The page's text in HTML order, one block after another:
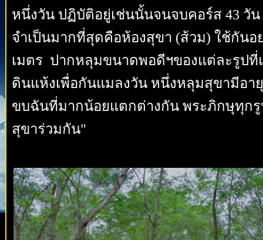
หนึ่งวัน ปฏิบัติอยู่เช่นนั้นจนจบคอร์ส 43 วั
จำเป็นมากที่สุดคือห้องสุขา (ส้วม) ใช้กันอ
เมตร ปากหลุมขนาดพอดีฯของแต่ละรูปที่
ดินแห้งเพื่อกันแมลงวัน หนึ่งหลุมสุขามีอา
ขบฉันที่มากน้อยแตกต่างกัน พระภิกษุทุก
สุขาร่วมกัน"